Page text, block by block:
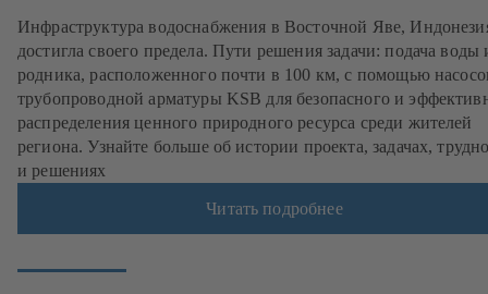
Инфраструктура водоснабжения в Восточной Яве,
достигла своего предела. Пути решения задачи: подача воды
родника, расположенного почти в 100 км, с помощью
трубопроводной арматуры KSB для безопасного и
распределения ценного природного ресурса среди жителей
региона. Узнайте больше об истории проекта, задачах,
и решениях
Читать подробнее